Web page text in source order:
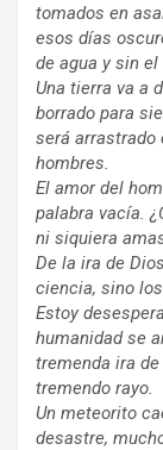
tomados en
esos días
de agua y sin
Una tierra va a
borrado para
será arrastrado
hombres.
El amor del
palabra vacía.
ni siquiera
De la ira de
ciencia, sino
Estoy
humanidad se
tremenda ira
tremendo rayo.
Un meteorito
desastre,